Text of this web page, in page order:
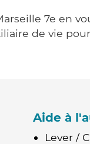
7e en
de vie
Aide à
Lever /